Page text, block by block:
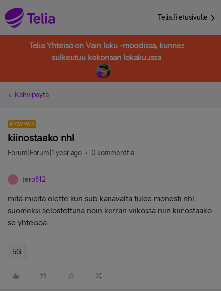
Telia.fi etusivulle
Telia Yhteisö on Vain luku -moodissa, kunnes
sulkeutuu kokonaan lokakuussa
Kahvipöytä
KYSYMYS
kiinostaako nhl
Forum|Forum|1 year ago 0 kommenttia
T tero812
mitä mieltä olette kun sub kanavalta tulee monesti nhl
suomeksi selostettuna noin kerran viikossa niin kiinostaako
se yhteisöä
5G